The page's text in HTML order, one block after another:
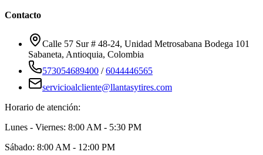
Contacto
Calle 57 Sur # 48-24, Unidad Metrosabana Bodega 101
Sabaneta, Antioquia, Colombia
573054689400 /6044446565
servicioalcliente@llantasytires.com
Horario de atención:
Lunes - Viernes: 8:00 AM - 5:30 PM
Sábado: 8:00 AM - 12:00 PM